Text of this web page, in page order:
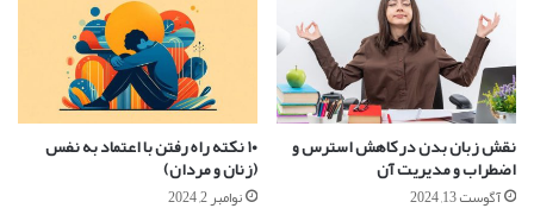
نقش زبان بدن در کاهش استرس و
اضطراب و مدیریت آن
آگوست 13, 2024
۱۰ نکته راه رفتن با اعتماد به نفس
(زنان و مردان)
نوامبر 2, 2024